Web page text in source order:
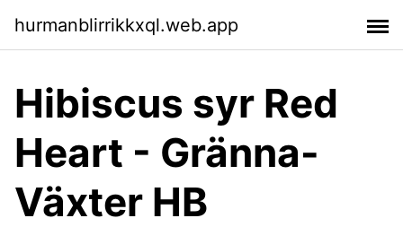
hurmanblirrikkxql.web.app
Hibiscus syr Red
Heart - Gränna-
Växter HB